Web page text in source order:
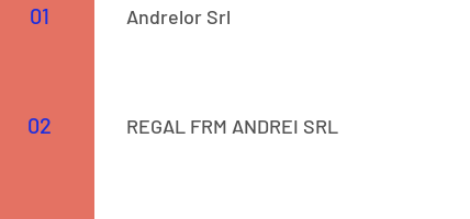
01 Andrelor Srl
02 REGAL FRM ANDREI SRL